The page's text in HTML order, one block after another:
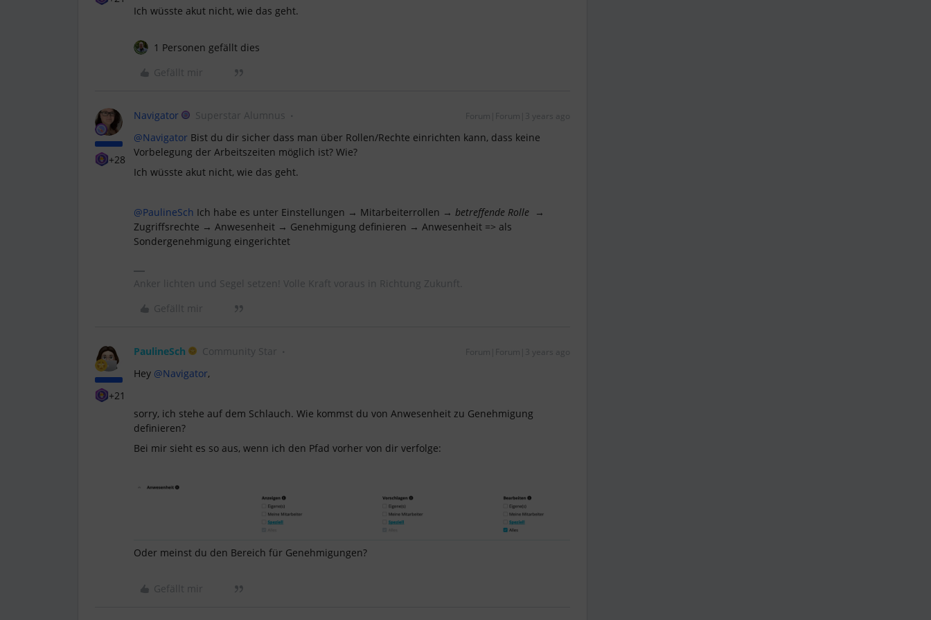
Ich wüsste akut nicht, wie das geht.
1 Personen gefällt dies
Gefällt mir
+28
Navigator Superstar Alumnus Forum|Forum|3 years ago
@Navigator Bist du dir sicher dass man über Rollen/Rechte einrichten kann, dass keine
Vorbelegung der Arbeitszeiten möglich ist? Wie?
Ich wüsste akut nicht, wie das geht.
@PaulineSch Ich habe es unter Einstellungen → Mitarbeiterrollen → betreffende Rolle →
Zugriffsrechte → Anwesenheit → Genehmigung definieren → Anwesenheit => als
Sondergenehmigung eingerichtet
Anker lichten und Segel setzen! Volle Kraft voraus in Richtung Zukunft.
Gefällt mir
+21
PaulineSch Community Star Forum|Forum|3 years ago
Hey @Navigator,
sorry, ich stehe auf dem Schlauch. Wie kommst du von Anwesenheit zu Genehmigung
definieren?
Bei mir sieht es so aus, wenn ich den Pfad vorher von dir verfolge:
Oder meinst du den Bereich für Genehmigungen?
Gefällt mir